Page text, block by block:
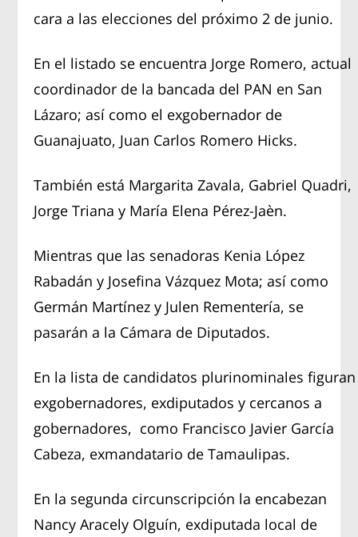
cara a las elecciones del próximo 2 de junio.
En el listado se encuentra Jorge Romero, actual
coordinador de la bancada del PAN en San
Lázaro; así como el exgobernador de
Guanajuato, Juan Carlos Romero Hicks.
También está Margarita Zavala, Gabriel Quadri,
Jorge Triana y María Elena Pérez-Jaèn.
Mientras que las senadoras Kenia López
Rabadán y Josefina Vázquez Mota; así como
Germán Martínez y Julen Rementería, se
pasarán a la Cámara de Diputados.
En la lista de candidatos plurinominales figuran
exgobernadores, exdiputados y cercanos a
gobernadores, como Francisco Javier García
Cabeza, exmandatario de Tamaulipas.
En la segunda circunscripción la encabezan
Nancy Aracely Olguín, exdiputada local de